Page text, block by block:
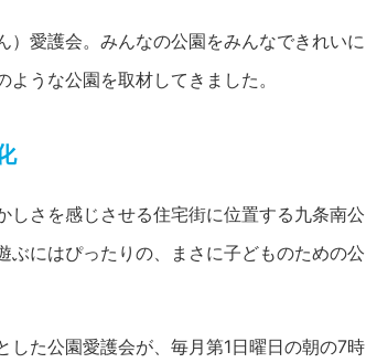
愛護会。みんなの公園をみんなできれいに
うな公園を取材してきました。
さを感じさせる住宅街に位置する九条南公
にはぴったりの、まさに子どものための公
た公園愛護会が、毎月第1日曜日の朝の7時